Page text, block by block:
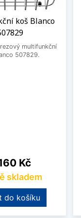
koš Blanco
multifunkční
507829.
Kč
skladem
do košíku